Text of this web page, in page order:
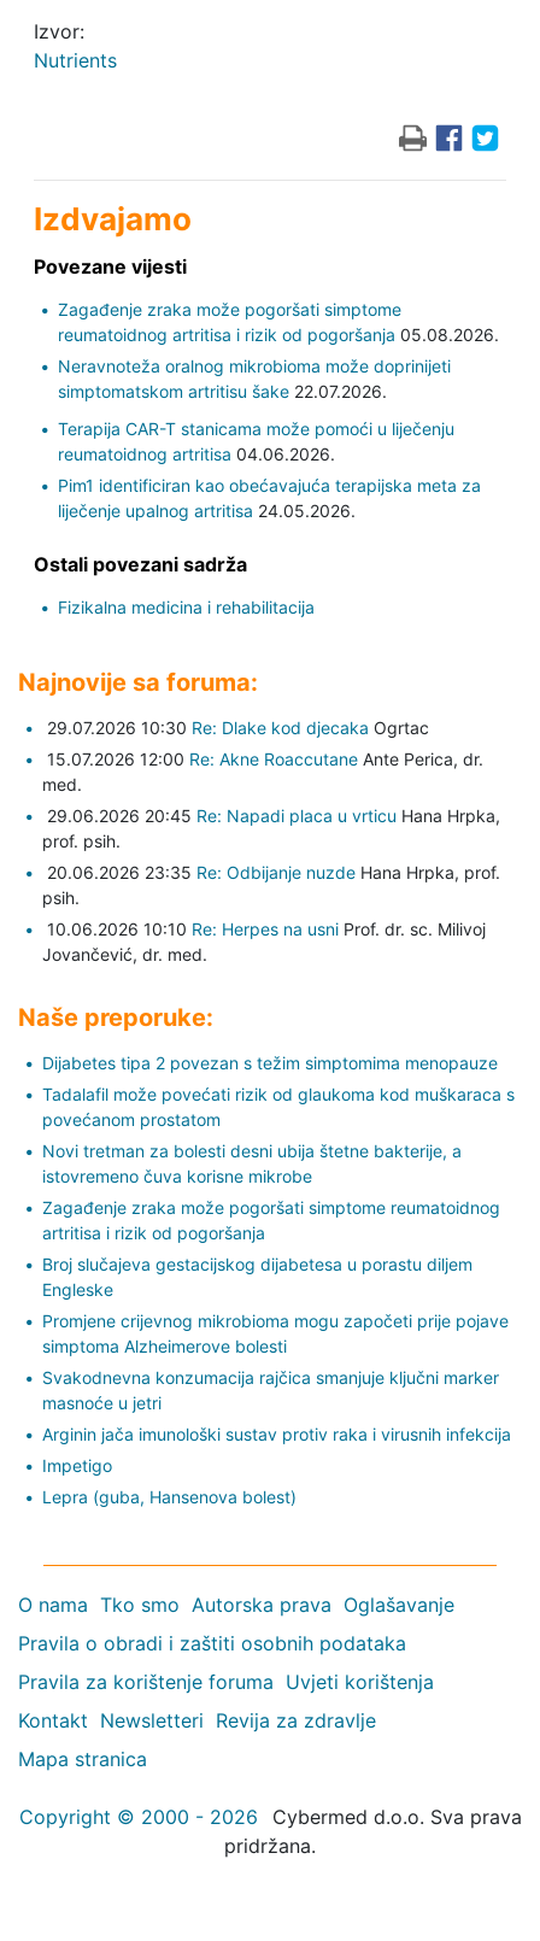
Izvor:
Nutrients
Izdvajamo
Povezane vijesti
Zagađenje zraka može pogoršati simptome
reumatoidnog artritisa i rizik od pogoršanja 05.08.2026.
Neravnoteža oralnog mikrobioma može doprinijeti
simptomatskom artritisu šake22.07.2026.
Terapija CAR-T stanicama može pomoći u liječenju
reumatoidnog artritisa 04.06.2026.
Pim1 identificiran kao obećavajuća terapijska meta za
liječenje upalnog artritisa 24.05.2026.
Ostali povezani sadrža
Fizikalna medicina i rehabilitacija
Najnovije sa foruma:
29.07.2026 10:30 Re: Dlake kod djecaka Ogrtac
15.07.2026 12:00 Re: Akne Roaccutane Ante Perica, dr.
med.
29.06.2026 20:45 Re: Napadi placa u vrticu Hana Hrpka,
prof. psih.
20.06.2026 23:35 Re: Odbijanje nuzde Hana Hrpka, prof.
psih.
10.06.2026 10:10 Re: Herpes na usni Prof. dr. sc. Milivoj
Jovančević, dr. med.
Naše preporuke:
Dijabetes tipa 2 povezan s težim simptomima menopauze
Tadalafil može povećati rizik od glaukoma kod muškaraca s
povećanom prostatom
Novi tretman za bolesti desni ubija štetne bakterije, a
istovremeno čuva korisne mikrobe
Zagađenje zraka može pogoršati simptome reumatoidnog
artritisa i rizik od pogoršanja
Broj slučajeva gestacijskog dijabetesa u porastu diljem
Engleske
Promjene crijevnog mikrobioma mogu započeti prije pojave
simptoma Alzheimerove bolesti
Svakodnevna konzumacija rajčica smanjuje ključni marker
masnoće u jetri
Arginin jača imunološki sustav protiv raka i virusnih infekcija
Impetigo
Lepra (guba, Hansenova bolest)
O nama Tko smo Autorska prava Oglašavanje
Pravila o obradi i zaštiti osobnih podataka
Pravila za korištenje foruma Uvjeti korištenja
Kontakt Newsletteri Revija za zdravlje
Mapa stranica
Copyright © 2000 - 2026
Cybermed d.o.o. Sva prava
pridržana.